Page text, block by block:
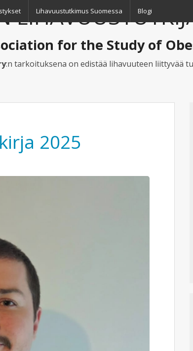
Lihavuustutkimus Suomessa Blogi
for the Study of
:n tarkoituksena on edistää lihavuuteen liittyvää
2025